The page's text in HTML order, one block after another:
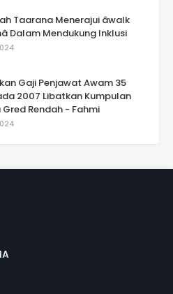
Taarana Menerajui âwalk
Dalam Mendukung Inklusi
Gaji Penjawat Awam 35
2007 Libatkan Kumpulan
Rendah - Fahmi